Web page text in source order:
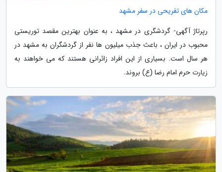
مکان های تفریحی در سفر مشهد
رپرتاژ آگهی- گردشگری در مشهد ، به عنوان بهترین مقصد توریستی
محبوب در ایران ، باعث جذب میلیون ها نفر از گردشگران به مشهد در
هر سال است. بسیاری از این افراد زائرانی هستند که می خواهند به
زیارت حرم امام رضا (ع) بروند.